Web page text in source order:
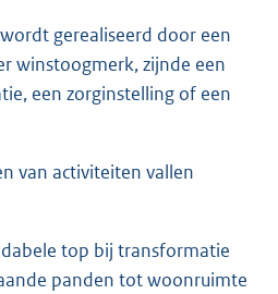
gerealiseerd door een
winstoogmerk, zijnde een
een zorginstelling of een
van activiteiten vallen
top bij transformatie
panden tot woonruimte